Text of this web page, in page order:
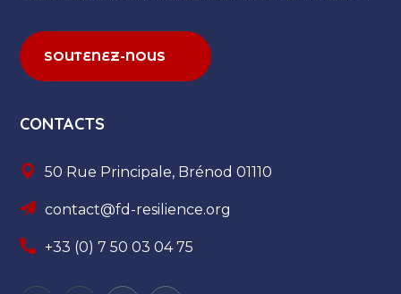
SOUTENEZ-NOUS
CONTACTS
50 Rue Principale, Brénod 01110
contact@fd-resilience.org
+33 (0) 7 50 03 04 75